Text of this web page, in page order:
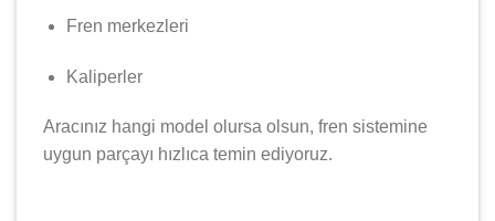
Fren merkezleri
Kaliperler
Aracınız hangi model olursa olsun, fren sistemine
uygun parçayı hızlıca temin ediyoruz.